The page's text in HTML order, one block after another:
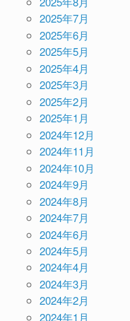
2025年7月
2025年6月
2025年5月
2025年4月
2025年3月
2025年2月
2025年1月
2024年12月
2024年11月
2024年10月
2024年9月
2024年8月
2024年7月
2024年6月
2024年5月
2024年4月
2024年3月
2024年2月
2024年1月